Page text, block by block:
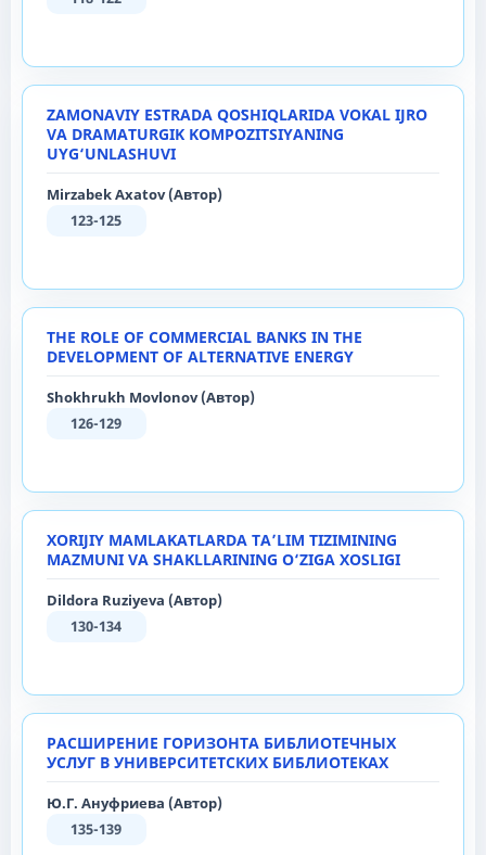
ZAMONAVIY ESTRADA QOʻSHIQLARIDA VOKAL IJRO
VA DRAMATURGIK KOMPOZITSIYANING
UYG‘UNLASHUVI
Mirzabek Axatov (Автор)
123-125
THE ROLE OF COMMERCIAL BANKS IN THE
DEVELOPMENT OF ALTERNATIVE ENERGY
Shokhrukh Movlonov (Автор)
126-129
XORIJIY MAMLAKATLARDA TA’LIM TIZIMINING
MAZMUNI VA SHAKLLARINING O‘ZIGA XOSLIGI
Dildora Ruziyeva (Автор)
130-134
РАСШИРЕНИЕ ГОРИЗОНТА БИБЛИОТЕЧНЫХ
УСЛУГ В УНИВЕРСИТЕТСКИХ БИБЛИОТЕКАХ
Ю.Г. Ануфриева (Автор)
135-139